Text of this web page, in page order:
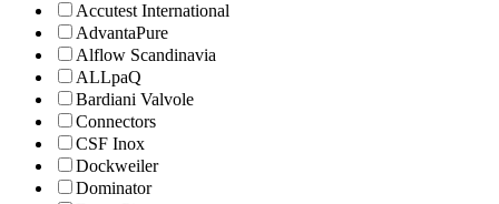
Accutest International
AdvantaPure
Alflow Scandinavia
ALLpaQ
Bardiani Valvole
Connectors
CSF Inox
Dockweiler
Dominator